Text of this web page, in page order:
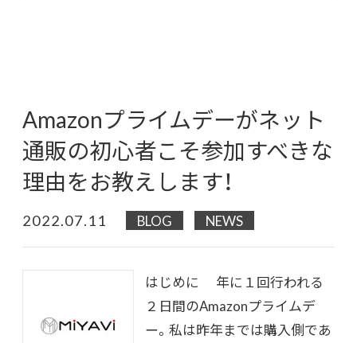
Amazonプライムデーがネット
通販の初心者こそ参加すべきな
理由をお教えします！
2022.07.11 BLOG NEWS
はじめに 年に１回行われる
２日間のAmazonプライムデ
ー。私は昨年までは購入側であ